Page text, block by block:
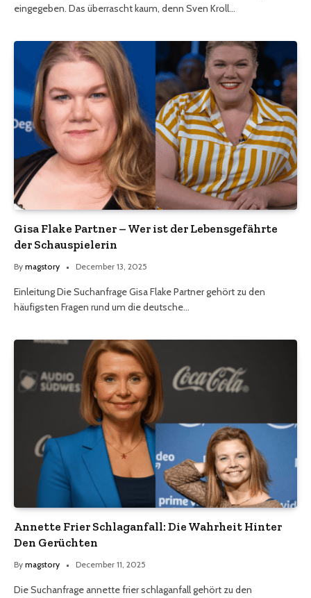
eingegeben. Das überrascht kaum, denn Sven Kroll…
Gisa Flake Partner – Wer ist der Lebensgefährte
der Schauspielerin
By magstory December 13, 2025
Einleitung Die Suchanfrage Gisa Flake Partner gehört zu den
häufigsten Fragen rund um die deutsche…
Annette Frier Schlaganfall: Die Wahrheit Hinter
Den Gerüchten
By magstory December 11, 2025
Die Suchanfrage annette frier schlaganfall gehört zu den